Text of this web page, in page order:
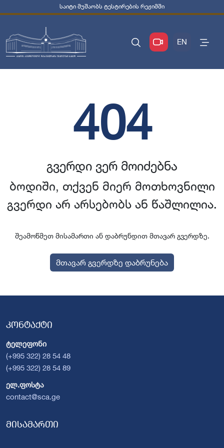
საიტი მუშაობს ტესტირების რეჟიმში
EN
404
გვერდი ვერ მოიძებნა
ბოდიში, თქვენ მიერ მოთხოვნილი
გვერდი არ არსებობს ან წაშლილია.
შეამოწმეთ მისამართი ან დაბრუნდით მთავარ გვერდზე.
მთავარ გვერდზე დაბრუნება
კონტაქტი
ტელეფონი
(+995 322) 28 54 48
(+995 322) 28 54 89
ელ.ფოსტა
contact@sca.ge
მისამართი